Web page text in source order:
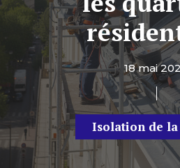
18 mai
Isolation de